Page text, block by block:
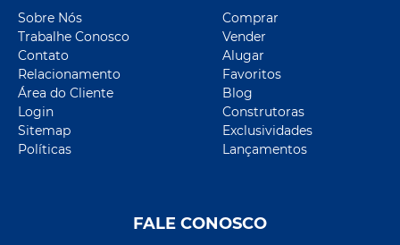
Sobre Nós
Trabalhe Conosco
Contato
Relacionamento
Área do Cliente
Login
Sitemap
Políticas
Comprar
Vender
Alugar
Favoritos
Blog
Construtoras
Exclusividades
Lançamentos
FALE CONOSCO